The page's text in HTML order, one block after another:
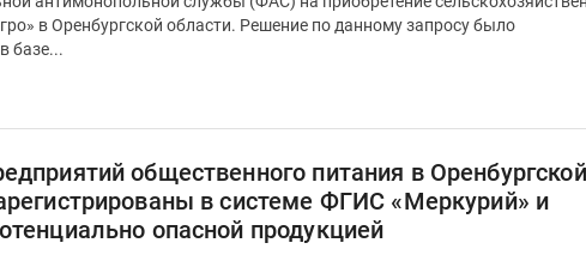
в Оренбургской области. Решение по данному запросу было
базе...
общественного питания в Оренбургской
в системе ФГИС «Меркурий» и
опасной продукцией